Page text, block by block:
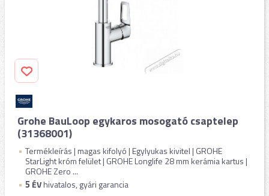
Grohe BauLoop egykaros mosogató csaptelep
(31368001)
Termékleírás | magas kifolyó | Egylyukas kivitel | GROHE
StarLight króm felület | GROHE Longlife 28 mm kerámia kartus |
GROHE Zero ...
5 ÉVhivatalos, gyári garancia